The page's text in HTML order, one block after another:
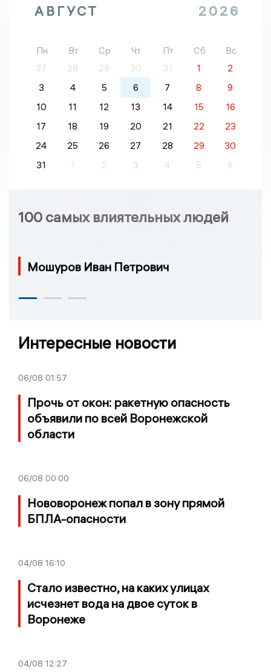
АВГУСТ 2026
Пн Вт Ср Чт Пт Сб
Вс
27
28 29 30 31 1
2
3
4 5 6 7 8
9
10
11 12 13 14 15
16
17
18 19 20 21 22
23
24
25 26 27 28 29
30
31
1 2 3 4 5 6
100 самых влиятельных людей
Мошуров Иван Петрович
Интересные новости
06/08 01:57
Прочь от окон: ракетную опасность
объявили по всей Воронежской
области
06/08 00:00
Нововоронеж попал в зону прямой
БПЛА-опасности
04/08 16:10
Стало известно, на каких улицах
исчезнет вода на двое суток в
Воронеже
04/08 12:27